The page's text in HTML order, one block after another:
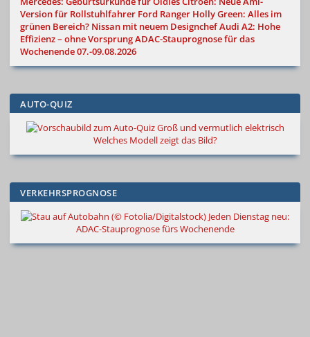
Version für Rollstuhlfahrer Ford Ranger Holly Green: Alles im
grünen Bereich? Nissan mit neuem DesignchefAudi A2: Hohe
Effizienz – ohne VorsprungADAC-Stauprognose für das
Wochenende 07.-09.08.2026
AUTO-QUIZ
Groß und vermutlich elektrisch
Welches Modell zeigt das Bild?
VERKEHRSPROGNOSE
Jeden Dienstag neu:
ADAC-Stauprognose fürs Wochenende